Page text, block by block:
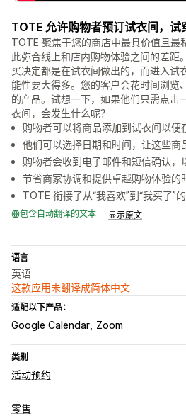
TOTE 允许购物者预订试衣间，试
TOTE 聚焦于您的商店中最具价值且
此弥合线上和店内购物体验之间的差距
买决定都是在试衣间做出的，而进入试
能性要大得多。您的客户会花时间浏览
的产品。试想一下，如果他们只需点击
衣间，会发生什么呢？
购物者可以将商品添加到试衣间以便
他们可以选择日期和时间，让这些商
购物者会收到电子邮件和短信确认，
节省商家协调和提供卓越购物体验的
TOTE 衔接了从“我喜欢”到“我买了”的
包含自动翻译的文本 显示原文
语言
英语
这款应用未翻译成简体中文
适配以下产品：
Google Calendar Zoom
类别
活动预约
活动类型
零售